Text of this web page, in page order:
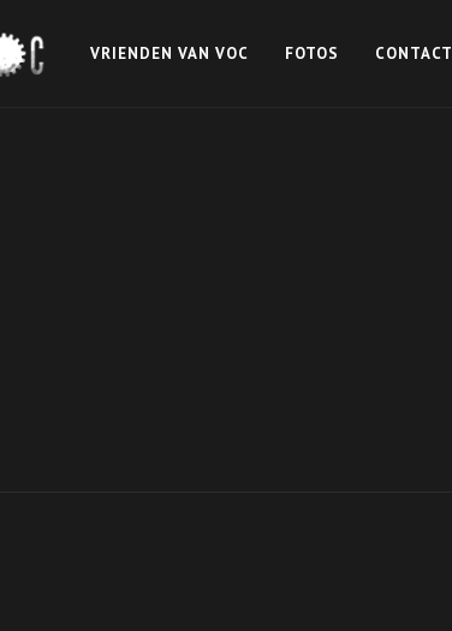
VRIENDEN VAN VOC FOTOS CONTACT